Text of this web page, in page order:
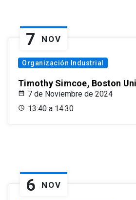
7 NOV
Organización Industrial
Timothy Simcoe, Boston
7 de Noviembre de 2024
13:40 a 14:30
6 NOV